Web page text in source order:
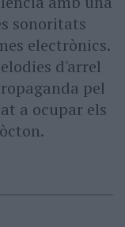
sonoritats
electrònics.
d'arrel
pel
a ocupar els